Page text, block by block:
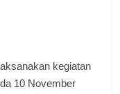
kegiatan
10 November